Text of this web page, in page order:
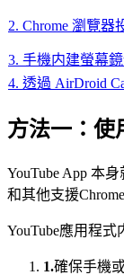
2. Chrome 瀏覽器
3. 手機内建螢幕
4. 透過 AirDroid
方法一：使
YouTube App 本
和其他支援
YouTube應用程式
1.確保手機